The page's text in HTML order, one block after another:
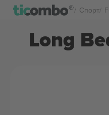
Спорт
Long